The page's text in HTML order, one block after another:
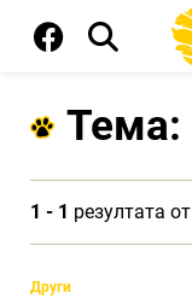
Тема:
1 - 1 резултата от
Други